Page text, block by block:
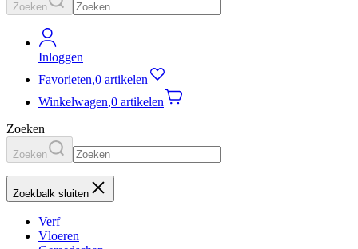
Zoeken
Inloggen
Favorieten,0 artikelen
Winkelwagen,0 artikelen
Zoeken
Zoeken
Zoekbalk sluiten
Verf
Vloeren